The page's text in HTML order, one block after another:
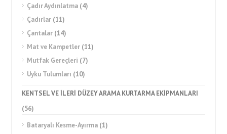
Çadır Aydınlatma (4)
Çadırlar (11)
Çantalar (14)
Mat ve Kampetler (11)
Mutfak Gereçleri (7)
Uyku Tulumları (10)
KENTSEL VE İLERİ DÜZEY ARAMA KURTARMA EKİPMANLARI
(56)
Bataryalı Kesme-Ayırma (1)